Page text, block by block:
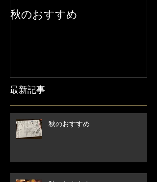
秋のおすすめ
最新記事
秋のおすすめ